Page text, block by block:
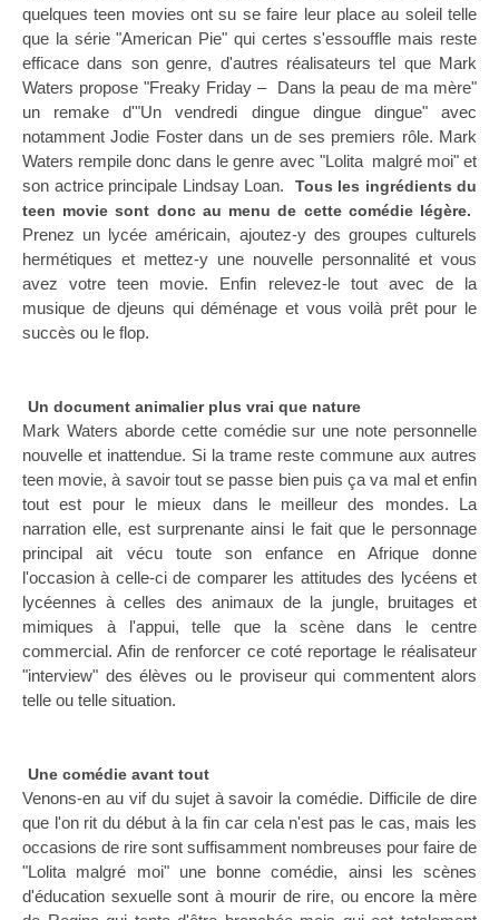
quelques teen movies ont su se faire leur place au soleil telle
que la série "American Pie" qui certes s'essouffle mais reste
efficace dans son genre, d'autres réalisateurs tel que Mark
Waters propose "Freaky Friday – Dans la peau de ma mère"
un remake d'"Un vendredi dingue dingue dingue" avec
notamment Jodie Foster dans un de ses premiers rôle. Mark
Waters rempile donc dans le genre avec "Lolita malgré moi" et
son actrice principale Lindsay Loan.
Tous les ingrédients du
teen movie sont donc au menu de cette comédie légère.
Prenez un lycée américain, ajoutez-y des groupes culturels
hermétiques et mettez-y une nouvelle personnalité et vous
avez votre teen movie. Enfin relevez-le tout avec de la
musique de djeuns qui déménage et vous voilà prêt pour le
succès ou le flop.
Un document animalier plus vrai que nature
Mark Waters aborde cette comédie sur une note personnelle
nouvelle et inattendue. Si la trame reste commune aux autres
teen movie, à savoir tout se passe bien puis ça va mal et enfin
tout est pour le mieux dans le meilleur des mondes. La
narration elle, est surprenante ainsi le fait que le personnage
principal ait vécu toute son enfance en Afrique donne
l'occasion à celle-ci de comparer les attitudes des lycéens et
lycéennes à celles des animaux de la jungle, bruitages et
mimiques à l'appui, telle que la scène dans le centre
commercial. Afin de renforcer ce coté reportage le réalisateur
"interview" des élèves ou le proviseur qui commentent alors
telle ou telle situation.
Une comédie avant tout
Venons-en au vif du sujet à savoir la comédie. Difficile de dire
que l'on rit du début à la fin car cela n'est pas le cas, mais les
occasions de rire sont suffisamment nombreuses pour faire de
"Lolita malgré moi" une bonne comédie, ainsi les scènes
d'éducation sexuelle sont à mourir de rire, ou encore la mère